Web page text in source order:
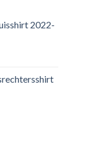
2022-